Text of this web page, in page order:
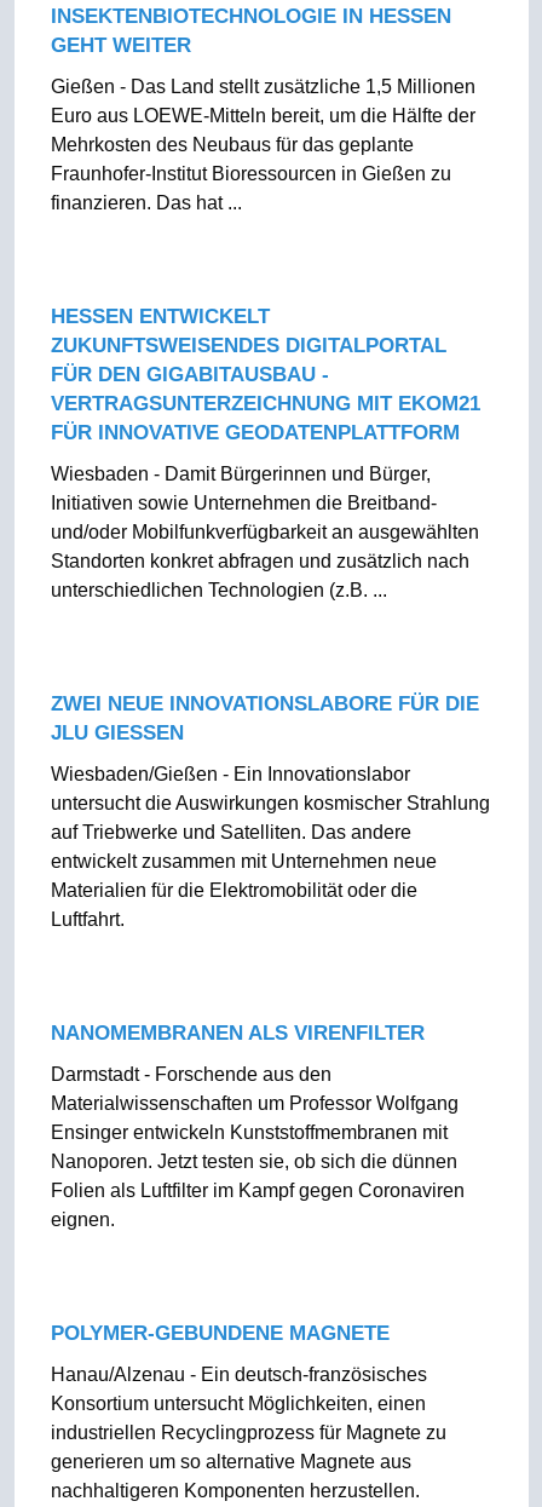
INSEKTENBIOTECHNOLOGIE IN HESSEN
GEHT WEITER
Gießen - Das Land stellt zusätzliche 1,5 Millionen
Euro aus LOEWE-Mitteln bereit, um die Hälfte der
Mehrkosten des Neubaus für das geplante
Fraunhofer-Institut Bioressourcen in Gießen zu
finanzieren. Das hat ...
HESSEN ENTWICKELT
ZUKUNFTSWEISENDES DIGITALPORTAL
FÜR DEN GIGABITAUSBAU -
VERTRAGSUNTERZEICHNUNG MIT EKOM21
FÜR INNOVATIVE GEODATENPLATTFORM
Wiesbaden - Damit Bürgerinnen und Bürger,
Initiativen sowie Unternehmen die Breitband-
und/oder Mobilfunkverfügbarkeit an ausgewählten
Standorten konkret abfragen und zusätzlich nach
unterschiedlichen Technologien (z.B. ...
ZWEI NEUE INNOVATIONSLABORE FÜR DIE
JLU GIESSEN
Wiesbaden/Gießen - Ein Innovationslabor
untersucht die Auswirkungen kosmischer Strahlung
auf Triebwerke und Satelliten. Das andere
entwickelt zusammen mit Unternehmen neue
Materialien für die Elektromobilität oder die
Luftfahrt.
NANOMEMBRANEN ALS VIRENFILTER
Darmstadt - Forschende aus den
Materialwissenschaften um Professor Wolfgang
Ensinger entwickeln Kunststoffmembranen mit
Nanoporen. Jetzt testen sie, ob sich die dünnen
Folien als Luftfilter im Kampf gegen Coronaviren
eignen.
POLYMER-GEBUNDENE MAGNETE
Hanau/Alzenau - Ein deutsch-französisches
Konsortium untersucht Möglichkeiten, einen
industriellen Recyclingprozess für Magnete zu
generieren um so alternative Magnete aus
nachhaltigeren Komponenten herzustellen.